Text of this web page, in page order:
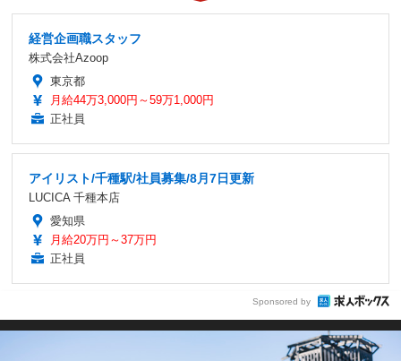
経営企画職スタッフ
株式会社Azoop
東京都
月給44万3,000円～59万1,000円
正社員
アイリスト/千種駅/社員募集/8月7日更新
LUCICA 千種本店
愛知県
月給20万円～37万円
正社員
Sponsored by